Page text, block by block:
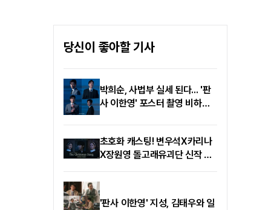
foco en los valores de la
través del cine...
당신이 좋아할 기사
박희순, 사법부 실세 된다... '판
사 이한영' 포스터 촬영 비하인
드 컷 공개
초호화 캐스팅! 변우석X카리나
X장원영 돌고래유괴단 신작 출
'판사 이한영' 지성, 김태우와 일